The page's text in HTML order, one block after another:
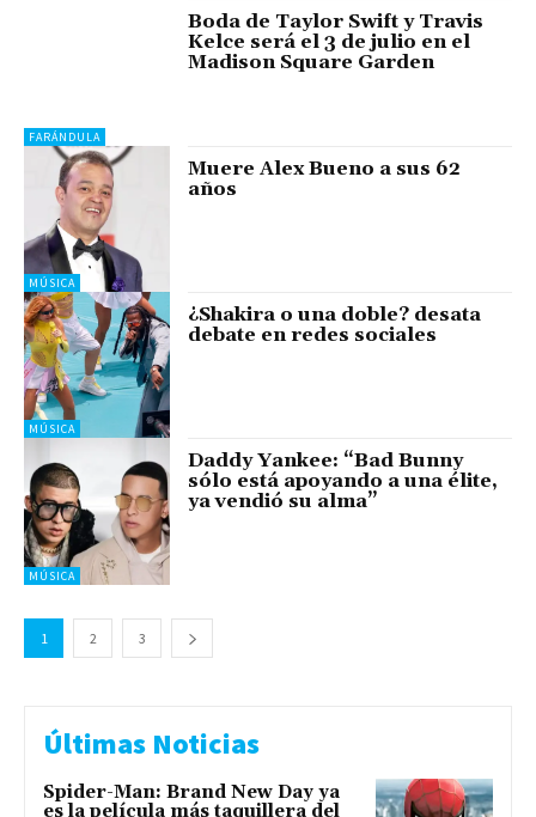
FARÁNDULA
Boda de Taylor Swift y Travis
Kelce será el 3 de julio en el
Madison Square Garden
MÚSICA
Muere Alex Bueno a sus 62
años
MÚSICA
¿Shakira o una doble? desata
debate en redes sociales
MÚSICA
Daddy Yankee: “Bad Bunny
sólo está apoyando a una élite,
ya vendió su alma”
1 2 3
Últimas Noticias
Spider-Man: Brand New Day ya
es la película más taquillera del